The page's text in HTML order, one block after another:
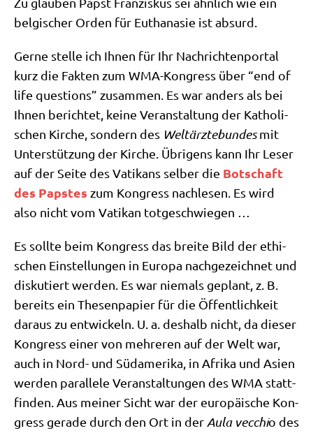
bel­gi­scher Orden für Eutha­na­sie ist absurd.
Ger­ne stel­le ich Ihnen für Ihr Nach­rich­ten­por­tal
kurz die Fak­ten zum WMA-Kon­gress über “end of
life que­sti­ons” zusam­men. Es war anders als bei
Ihnen berich­tet, kei­ne Ver­an­stal­tung der Katho­li­
schen Kir­che, son­dern des Welt­ärz­te­bun­desmit
Unter­stüt­zung der Kir­che. Übri­gens kann Ihr Leser
auf der Sei­te des Vati­kans sel­ber die Bot­schaft
des Pap­stes zum Kon­gress nach­le­sen. Es wird
also nicht vom Vati­kan totgeschwiegen …
Es soll­te beim Kon­gress das brei­te Bild der ethi­
schen Ein­stel­lun­gen in Euro­pa nach­ge­zeich­net und
dis­ku­tiert wer­den. Es war nie­mals geplant, z. B.
bereits ein The­sen­pa­pier für die Öffent­lich­keit
dar­aus zu ent­wickeln. U. a. des­halb nicht, da die­ser
Kon­gress einer von meh­re­ren auf der Welt war,
auch in Nord- und Süd­ame­ri­ka, in Afri­ka und Asi­en
wer­den par­al­le­le Ver­an­stal­tun­gen des WMA statt­
fin­den. Aus mei­ner Sicht war der euro­päi­sche Kon­
gress gera­de durch den Ort in derAula vec­chio des